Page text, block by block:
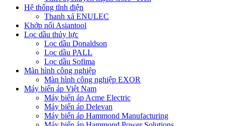
Hệ thống tĩnh điện
Thanh xả ENULEC
Khớp nối Asiantool
Lọc dầu thủy lực
Lọc dầu Donaldson
Lọc dầu PALL
Lọc dầu Sofima
Màn hình công nghiệp
Màn hình công nghiệp EXOR
Máy biến áp Việt Nam
Máy biến áp Acme Electric
Máy biến áp Delevan
Máy biến áp Hammond Manufacturing